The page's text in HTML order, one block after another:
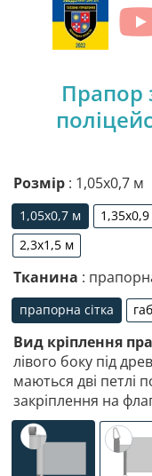
Прапор
Розмір : 1,05х0,7 м
1,05х0,7 м
1,05х0,7 м
2,3х1,5 м
2,3х1,5 м
Тканина :
прапорна сітка
прапорна
Вид кріплення
лівого боку під
маються дві петлі
закріплення на